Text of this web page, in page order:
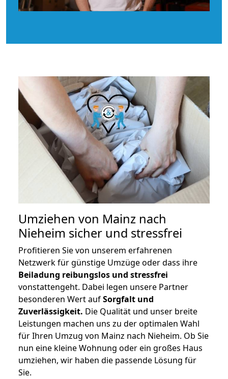
Umziehen von Mainz nach
Nieheim sicher und stressfrei
Profitieren Sie von unserem erfahrenen
Netzwerk für günstige Umzüge oder dass ihre
Beiladung reibungslos und stressfrei
vonstattengeht. Dabei legen unsere Partner
besonderen Wert aufSorgfalt und
Zuverlässigkeit. Die Qualität und unser breite
Leistungen machen uns zu der optimalen Wahl
für Ihren Umzug von Mainz nach Nieheim. Ob Sie
nun eine kleine Wohnung oder ein großes Haus
umziehen, wir haben die passende Lösung für
Sie.